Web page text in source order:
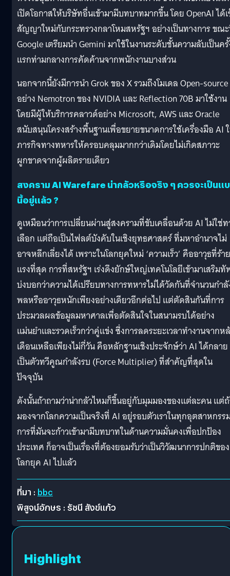
เปิดโอกาสให้บริษัทอื่นเข้ามามีบทบาทมากขึ้น โดย OpenAI ได้
สัญญาใหม่กับกระทรวงกลาโหมสหรัฐฯ อย่างเป็นทางการ ขณ
Google เตรียมนำ Gemini มาใช้ในงานระดับชั้นความลับเป็นค
แรกท่ามกลางการคัดค้านจากพนักงานบางส่วน
นอกจากนี้ยังมีการนำ Grok ของ X รวมถึงโมเดล Open-source
อย่าง Nemotron ของ NVIDIA และ Reflection 70B มาใช้งาน
โดยมีผู้ให้บริการคลาวด์อย่าง Microsoft, AWS และ Oracle
สนับสนุนโครงสร้างพื้นฐานเพื่อขยายขนาดการใช้เครื่องมือ AI
ภารกิจทางทหารให้ครอบคลุมมากกว่าเดิมโดยไม่เกิดสภาวะ
ผูกขาดจากผู้ผลิตรายเดียว
สงคราม AI Warefare น่ากลัวหรือจริง ๆ ควรจะเป็นแ
นี้อยู่แล้ว ?
ดูเหมือนว่าการเปลี่ยนผ่านสู่สงครามที่ขับเคลื่อนด้วย AI ไม่ใช่ท
เลือก แต่ถือเป็นไฟลต์บังคับในเชิงยุทธศาสตร์ ที่มหาอำนาจไม่
อาจหลีกเลี่ยงได้ เพราะในโลกยุคใหม่ ‘ความเร็ว’ คืออาวุธที่ร้าย
แรงที่สุด การที่สหรัฐฯ เร่งดึงยักษ์ใหญ่เทคโนโลยีเข้ามาเสริมทั
บ่งบอกว่าความได้เปรียบทางการทหารไม่ได้วัดกันที่จำนวนกำ
พลหรืออาวุธหนักเพียงอย่างเดียวอีกต่อไป แต่ตัดสินกันที่การ
ประมวลผลข้อมูลมหาศาลเพื่อตัดสินใจในสนามรบได้อย่าง
แม่นยำและรวดเร็วกว่าคู่แข่ง ซึ่งการลดระยะเวลาทำงานจากห
เดือนเหลือเพียงไม่กี่วัน คือหลักฐานเชิงประจักษ์ว่า AI ได้กลาย
เป็นตัวทวีคูณกำลังรบ (Force Multiplier) ที่สำคัญที่สุดใน
ปัจจุบัน
ดังนั้นถ้าถามว่าน่ากลัวไหมก็ขึ้นอยู่กับมุมมองของแต่ละคน แต่
มองจากโลกความเป็นจริงที่ AI อยู่รอบตัวเราในทุกอุตสาหกรร
การที่มันจะก้าวเข้ามามีบทบาทในด้านความมั่นคงเพื่อปกป้อง
ประเทศ ก็อาจเป็นเรื่องที่ต้องยอมรับว่าเป็นวิวัฒนาการปกติของ
โลกยุค AI ไปแล้ว
ที่มา : bbc
พิสูจน์อักษร : รัชนี สังข์แก้ว
Highlight